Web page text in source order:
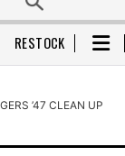
RESTOCK
’47 CLEAN UP